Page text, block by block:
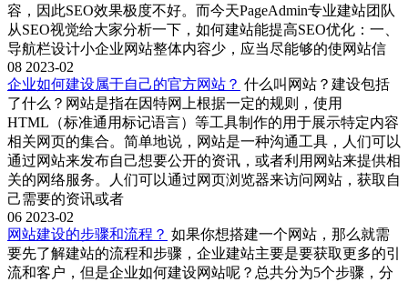
容，因此SEO效果极度不好。而今天PageAdmin专业建站团队
从SEO视觉给大家分析一下，如何建站能提高SEO优化：一、
导航栏设计小企业网站整体内容少，应当尽能够的使网站信
08 2023-02
企业如何建设属于自己的官方网站？ 什么叫网站？建设包括
了什么？网站是指在因特网上根据一定的规则，使用
HTML（标准通用标记语言）等工具制作的用于展示特定内容
相关网页的集合。简单地说，网站是一种沟通工具，人们可以
通过网站来发布自己想要公开的资讯，或者利用网站来提供相
关的网络服务。人们可以通过网页浏览器来访问网站，获取自
己需要的资讯或者
06 2023-02
网站建设的步骤和流程？ 如果你想搭建一个网站，那么就需
要先了解建站的流程和步骤，企业建站主要是要获取更多的引
流和客户，但是企业如何建设网站呢？总共分为5个步骤，分